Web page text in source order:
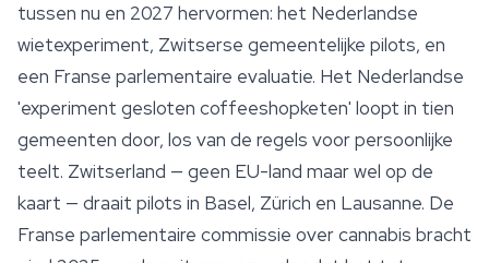
tussen nu en 2027 hervormen: het Nederlandse
wietexperiment, Zwitserse gemeentelijke pilots, en
een Franse parlementaire evaluatie. Het Nederlandse
'experiment gesloten coffeeshopketen' loopt in tien
gemeenten door, los van de regels voor persoonlijke
teelt. Zwitserland — geen EU-land maar wel op de
kaart — draait pilots in Basel, Zürich en Lausanne. De
Franse parlementaire commissie over cannabis bracht